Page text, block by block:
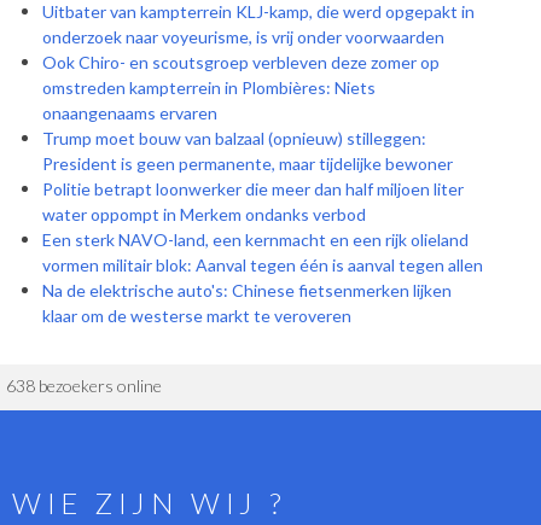
Uitbater van kampterrein KLJ-kamp, die werd opgepakt in
onderzoek naar voyeurisme, is vrij onder voorwaarden
Ook Chiro- en scoutsgroep verbleven deze zomer op
omstreden kampterrein in Plombières: Niets
onaangenaams ervaren
Trump moet bouw van balzaal (opnieuw) stilleggen:
President is geen permanente, maar tijdelijke bewoner
Politie betrapt loonwerker die meer dan half miljoen liter
water oppompt in Merkem ondanks verbod
Een sterk NAVO-land, een kernmacht en een rijk olieland
vormen militair blok: Aanval tegen één is aanval tegen allen
Na de elektrische auto's: Chinese fietsenmerken lijken
klaar om de westerse markt te veroveren
638 bezoekers online
WIE ZIJN WIJ ?